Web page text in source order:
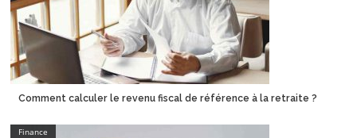
Comment calculer le revenu fiscal de référence à la retraite ?
Finance